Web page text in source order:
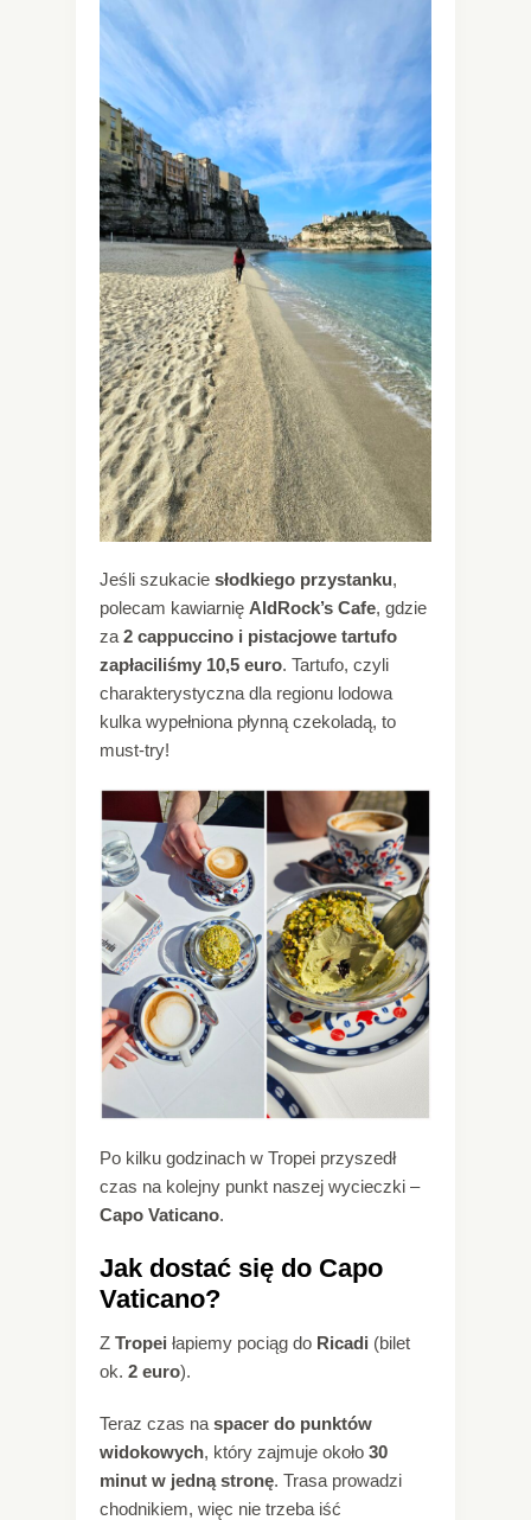
Jeśli szukacie słodkiego przystanku,
polecam kawiarnię AldRock’s Cafe, gdzie
za 2 cappuccino i pistacjowe tartufo
zapłaciliśmy 10,5 euro. Tartufo, czyli
charakterystyczna dla regionu lodowa
kulka wypełniona płynną czekoladą, to
must-try!
Po kilku godzinach w Tropei przyszedł
czas na kolejny punkt naszej wycieczki –
Capo Vaticano.
Jak dostać się do Capo
Vaticano?
Z Tropei łapiemy pociąg do Ricadi (bilet
ok. 2 euro).
Teraz czas na spacer do punktów
widokowych, który zajmuje około 30
minut w jedną stronę. Trasa prowadzi
chodnikiem, więc nie trzeba iść